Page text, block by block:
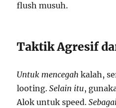
flush musuh.
Taktik Agresif
Untuk mencegah kalah,
looting.Selain itu,
Alok untuk speed.